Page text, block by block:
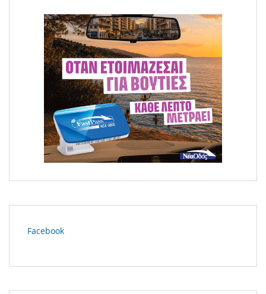
Facebook